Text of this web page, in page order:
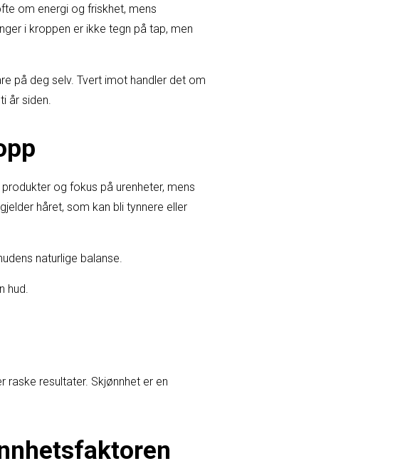
om energi og friskhet, mens
i kroppen er ikke tegn på tap, men
på deg selv. Tvert imot handler det om
år siden.
og fokus på urenheter, mens
håret, som kan bli tynnere eller
naturlige balanse.
hud.
raske resultater. Skjønnhet er en